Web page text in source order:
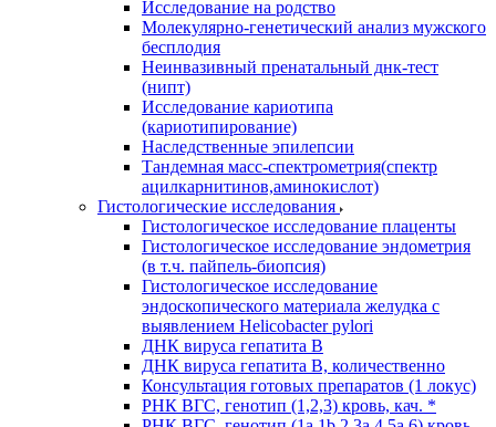
Исследование на родство
Молекулярно-генетический анализ мужского
бесплодия
Неинвазивный пренатальный днк-тест
(нипт)
Исследование кариотипа
(кариотипирование)
Наследственные эпилепсии
Тандемная масс-спектрометрия(спектр
ацилкарнитинов,аминокислот)
Гистологические исследования
Гистологическое исследование плаценты
Гистологическое исследование эндометрия
(в т.ч. пайпель-биопсия)
Гистологическое исследование
эндоскопического материала желудка с
выявлением Helicobacter pylori
ДНК вируса гепатита B
ДНК вируса гепатита B, количественно
Консультация готовых препаратов (1 локус)
РНК ВГC, генотип (1,2,3) кровь, кач. *